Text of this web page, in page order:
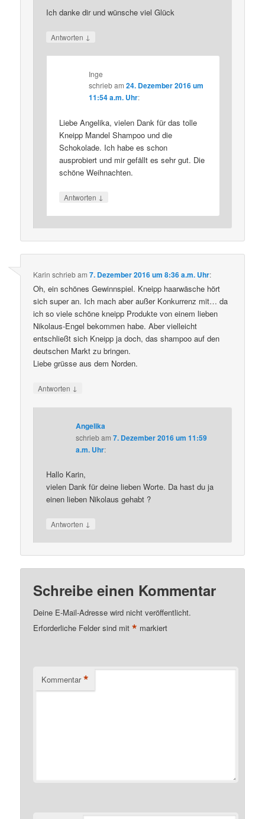
Ich danke dir und wünsche viel Glück
Antworten ↓
Inge
schriebam24. Dezember 2016 um
11:54 a.m. Uhr:
Liebe Angelika, vielen Dank für das tolle
Kneipp Mandel Shampoo und die
Schokolade. Ich habe es schon
ausprobiert und mir gefällt es sehr gut. Die
schöne Weihnachten.
Antworten ↓
Karin schriebam7. Dezember 2016 um 8:36 a.m. Uhr:
Oh, ein schönes Gewinnspiel. Kneipp haarwäsche hört
sich super an. Ich mach aber außer Konkurrenz mit… da
ich so viele schöne kneipp Produkte von einem lieben
Nikolaus-Engel bekommen habe. Aber vielleicht
entschließt sich Kneipp ja doch, das shampoo auf den
deutschen Markt zu bringen.
Liebe grüsse aus dem Norden.
Antworten ↓
Angelika
schriebam7. Dezember 2016 um 11:59
a.m. Uhr:
Hallo Karin,
vielen Dank für deine lieben Worte. Da hast du ja
einen lieben Nikolaus gehabt ?
Antworten ↓
Schreibe einen Kommentar
Deine E-Mail-Adresse wird nicht veröffentlicht.
Erforderliche Felder sind mit* markiert
Kommentar *